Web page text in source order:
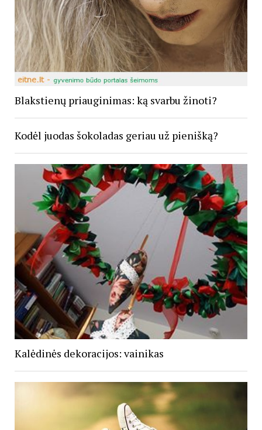
Blakstienų priauginimas: ką svarbu žinoti?
Kodėl juodas šokoladas geriau už pienišką?
Kalėdinės dekoracijos: vainikas